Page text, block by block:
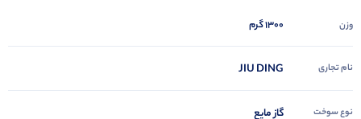
وزن 1300 گرم
نام تجاری JIU DING
نوع سوخت گاز مایع